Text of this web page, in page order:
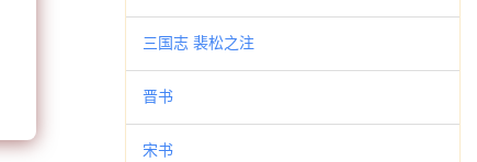
三国志 裴松之注
晋书
宋书